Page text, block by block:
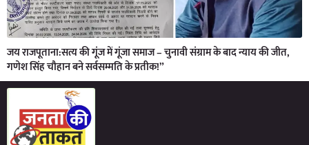
जय राजपूताना:सत्य की गूंज में गूंजा समाज – चुनावी संग्राम के बाद न्याय की जीत,
गणेश सिंह चौहान बने सर्वसम्मति के प्रतीक!”